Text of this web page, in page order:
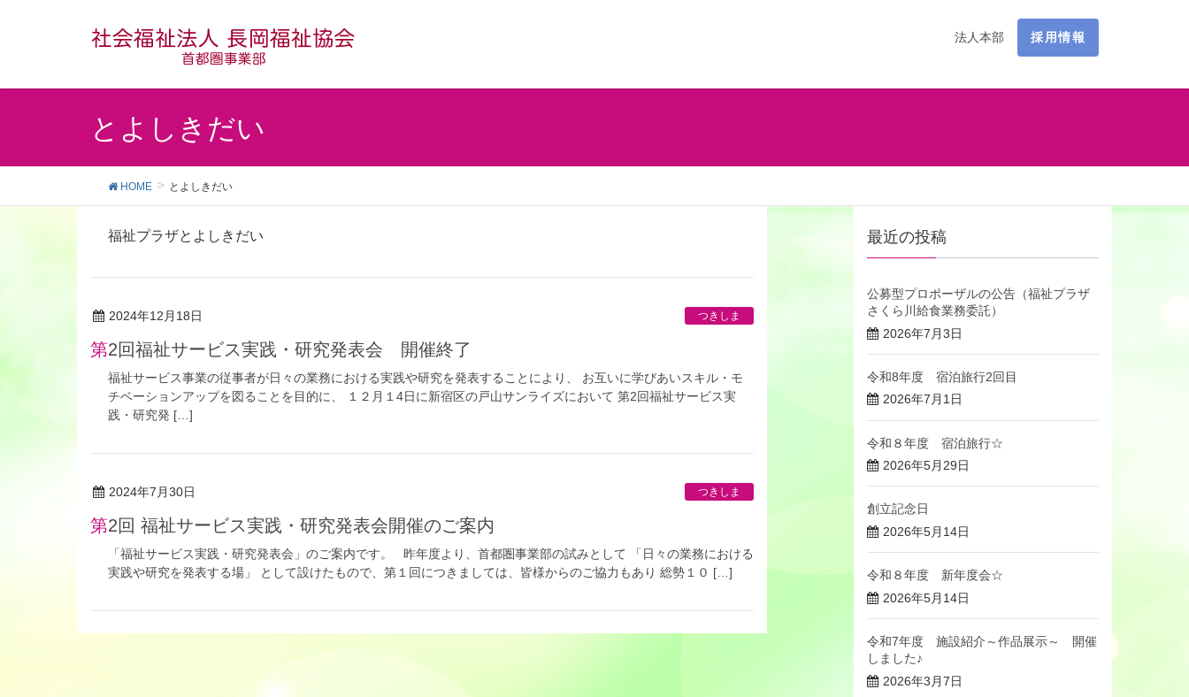
法人本部 採用情報
とよしきだい
HOME とよしきだい
福祉プラザとよしきだい
2024年12月18日 つきしま
第2回福祉サービス実践・研究発表会 開催終了
福祉サービス事業の従事者が日々の業務における実践や研究を発表することにより、 お互いに学びあいスキル・モ
チベーションアップを図ることを目的に、 １２月１4日に新宿区の戸山サンライズにおいて 第2回福祉サービス実
践・研究発 […]
2024年7月30日 つきしま
第2回 福祉サービス実践・研究発表会開催のご案内
「福祉サービス実践・研究発表会」のご案内です。 昨年度より、首都圏事業部の試みとして 「日々の業務における
実践や研究を発表する場」 として設けたもので、第１回につきましては、皆様からのご協力もあり 総勢１０ […]
最近の投稿
公募型プロポーザルの公告（福祉プラザ
さくら川給食業務委託）
2026年7月3日
令和8年度 宿泊旅行2回目
2026年7月1日
令和８年度 宿泊旅行☆
2026年5月29日
創立記念日
2026年5月14日
令和８年度 新年度会☆
2026年5月14日
令和7年度 施設紹介～作品展示～ 開催
しました♪
2026年3月7日